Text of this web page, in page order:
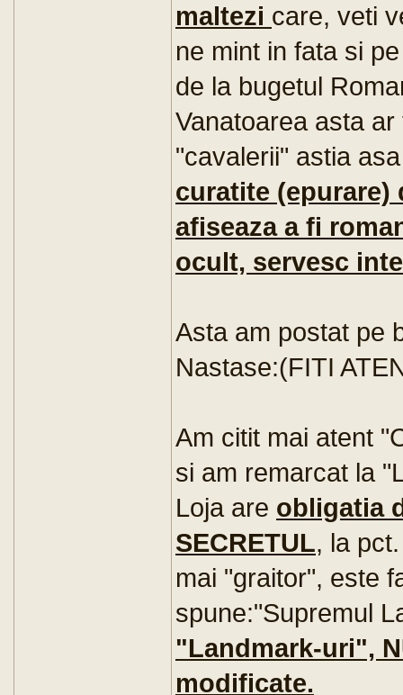
maltezi care, veti
ne mint in fata si
de la bugetul
Vanatoarea asta
"cavalerii" astia
curatite (epurare)
afiseaza a fi
ocult, servesc
Asta am postat pe
Nastase:(FITI
Am citit mai atent
si am remarcat la
Loja are obligatia
SECRETUL, la
mai "graitor", este
spune:"Supremul
"Landmark-uri",
modificate.